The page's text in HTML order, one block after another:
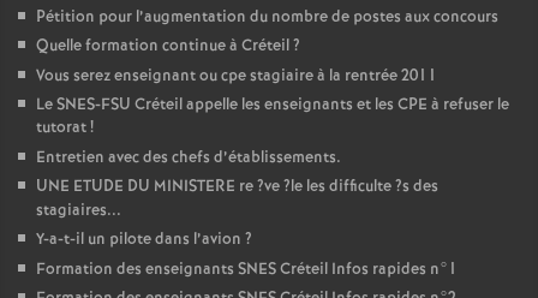
Pétition pour l’augmentation du nombre de postes aux concours
Quelle formation continue à Créteil?
Vous serez enseignant ou cpe stagiaire à la rentrée 2011
LeSNES-FSU Créteil appelle les enseignants et les CPE à refuser le
tutorat!
Entretien avec des chefs d’établissements.
UNE ETUDE DU MINISTERE re?ve?le les difficulte?s des
stagiaires...
Y-a-t-il un pilote dans l’avion ?
Formation des enseignants SNESCréteil Infos rapides n°1